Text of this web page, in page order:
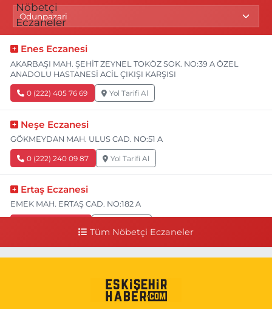
Enes Eczanesi
AKARBAŞI MAH. ŞEHİT ZEYNEL TOKÖZ SOK. NO:39 A ÖZEL
ANADOLU HASTANESİ ACİL ÇIKIŞI KARŞISI
0 (222) 405 76 69 Yol Tarifi Al
Neşe Eczanesi
GÖKMEYDAN MAH. ULUS CAD. NO:51 A
0 (222) 240 09 87 Yol Tarifi Al
Ertaş Eczanesi
EMEK MAH. ERTAŞ CAD. NO:182 A
YAN SOKAĞI POLİKLİNİK KAPISI TAM KARŞISI I
Yol Tarifi Al
Tüm Nöbetçi Eczaneler